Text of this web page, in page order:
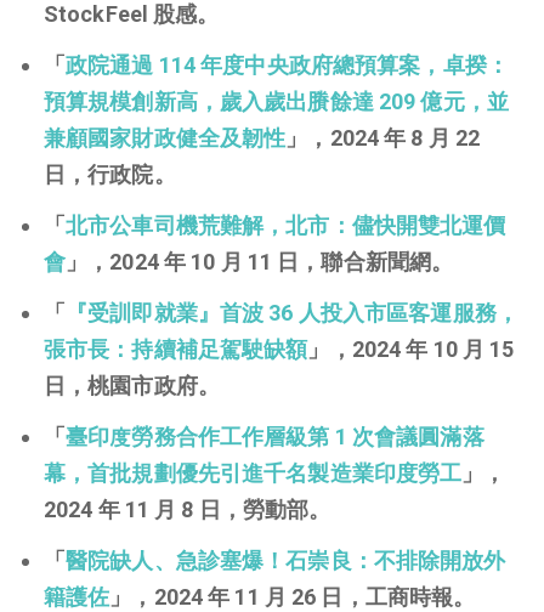
StockFeel 股感。
「政院通過 114 年度中央政府總預算案，卓揆：
預算規模創新高，歲入歲出賸餘達 209 億元，並
兼顧國家財政健全及韌性 」，2024 年 8 月 22
日，行政院。
「北市公車司機荒難解，北市：儘快開雙北運價
會 」，2024 年 10 月 11 日，聯合新聞網。
「
『受訓即就業』首波 36 人投入市區客運服務，
張市長：持續補足駕駛缺額」，2024 年 10 月 15
日，桃園市政府。
「臺印度勞務合作工作層級第 1 次會議圓滿落
幕，首批規劃優先引進千名製造業印度勞工 」，
2024 年 11 月 8 日，勞動部。
「醫院缺人、急診塞爆！石崇良：不排除開放外
籍護佐 」，2024 年 11 月 26 日，工商時報。